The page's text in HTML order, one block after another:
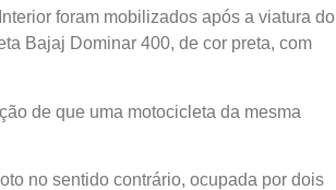
foram mobilizados após a viatura do
Bajaj Dominar 400, de cor preta, com
de que uma motocicleta da mesma
no sentido contrário, ocupada por dois